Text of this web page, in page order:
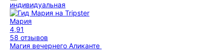
индивидуальная
Мария
4,91
58 отзывов
Магия вечернего Аликанте